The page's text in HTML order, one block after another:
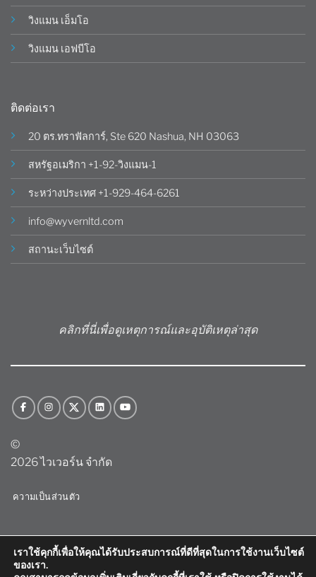
วิงแมน เอ็มโอ
วิงแมน เอฟบีโอ
ติดต่อเรา
20 ตร.ทราฟัลการ์, Ste 620 Nashua, NH 03063
สหรัฐอเมริกา +1-92-วิงแมน-1
ระหว่างประเทศ +1-929-464-6261
info@wyvernltd.com
สถานะเว็บไซต์
คลิกที่นี่เพื่อดูเหตุการณ์และอุบัติเหตุล่าสุด
©
2026 ไวเวอร์น จำกัด
ความเป็นส่วนตัว
เราใช้คุกกี้เพื่อให้คุณได้รับประสบการณ์ที่ดีที่สุดในการใช้งานเว็บไซต์
ของเรา.